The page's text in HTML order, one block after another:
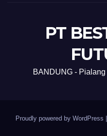
PT
BANDUNG -
Proudly powered by WordPress